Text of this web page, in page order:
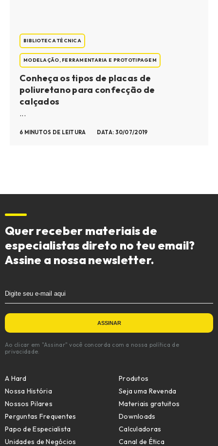
BIBLIOTECA TÉCNICA
MODELAÇÃO, FERRAMENTARIA E PROTOTIPAGEM
Conheça os tipos de placas de
poliuretano para confecção de
calçados
...
6 MINUTOS DE LEITURA DATA: 30/07/2019
Quer receber materiais de
especialistas direto no teu email?
Assine a nossa newsletter.
Ao clicar em "Assinar" você concorda com a nossa política de
privacidade.
A Hard
Nossa História
Nossos Pilares
Perguntas Frequentes
Papo de Especialista
Unidades de Negócios
Produtos
Seja uma Revenda
Materiais gratuitos
Downloads
Calculadoras
Canal de Ética